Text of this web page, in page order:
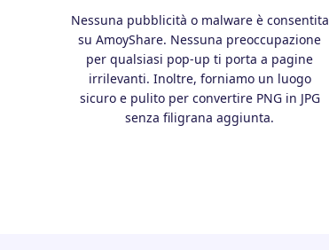
Nessuna pubblicità o malware è consentita
su AmoyShare. Nessuna preoccupazione
per qualsiasi pop-up ti porta a pagine
irrilevanti. Inoltre, forniamo un luogo
sicuro e pulito per convertire PNG in JPG
senza filigrana aggiunta.